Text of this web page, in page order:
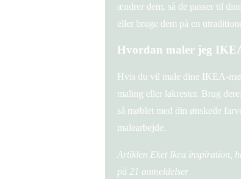
ændrer dem, så de passer til
eller bruge dem på en
Hvordan maler jeg
Hvis du vil male dine IKEA-
maling eller lakrester. Brug
så møblet med din ønskede
malearbejde.
Artiklen Eket Ikea inspiration,
på 21 anmeldelser